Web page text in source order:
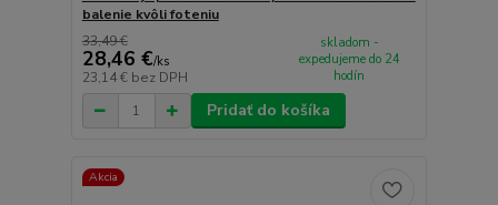
balenie kvôli foteniu
33,49 €
28,46 €/ks
23,14 € bez DPH
skladom -
expedujeme do 24
hodín
Pridať do košíka
Akcia